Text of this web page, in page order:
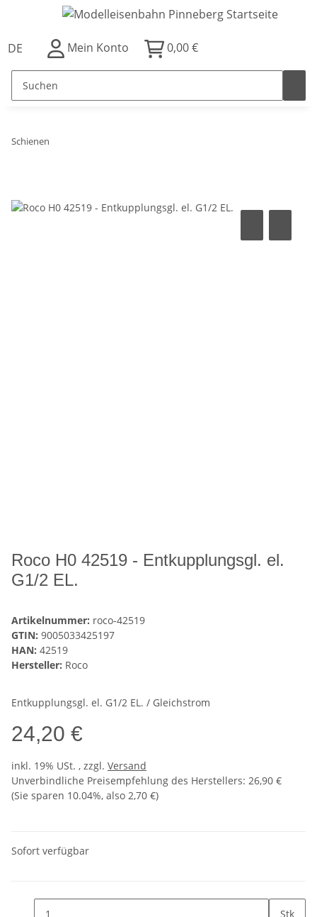
DE Mein Konto 0,00 €
Schienen
Roco H0 42519 - Entkupplungsgl. el.
G1/2 EL.
Artikelnummer: roco-42519
GTIN: 9005033425197
HAN: 42519
Hersteller: Roco
Entkupplungsgl. el. G1/2 EL. / Gleichstrom
24,20 €
inkl. 19% USt. , zzgl. Versand
Unverbindliche Preisempfehlung des Herstellers: 26,90 €
(Sie sparen 10.04%, also 2,70 €)
Sofort verfügbar
Stk